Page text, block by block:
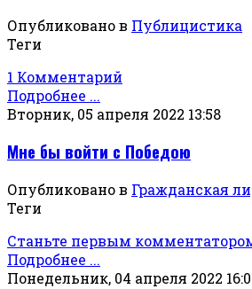
Опубликовано в Публицистика
Теги
1 Комментарий
Подробнее ...
Вторник, 05 апреля 2022 13:58
Мне бы войти с Победою
Опубликовано в Гражданская
Теги
Станьте первым
Подробнее ...
Понедельник, 04 апреля 2022